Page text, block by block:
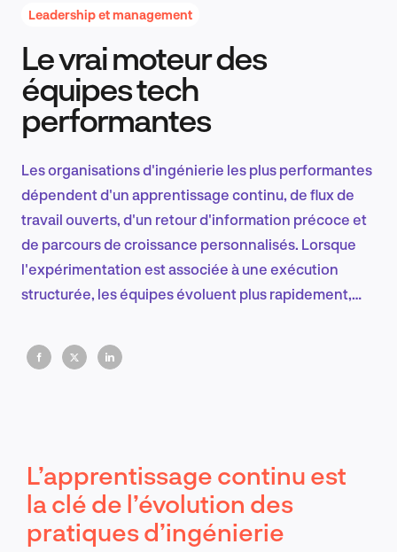
Recherche et conception produit
EN
Leadership et management
Le vrai moteur des
équipes tech
performantes
Les organisations d'ingénierie les plus performantes
dépendent d'un apprentissage continu, de flux de
travail ouverts, d'un retour d'information précoce et
de parcours de croissance personnalisés. Lorsque
l'expérimentation est associée à une exécution
structurée, les équipes évoluent plus rapidement,
les résultats de l'entreprise. La précision et
l'adaptabilité ne sont pas opposées, elles sont
L’apprentissage continu est
la clé de l’évolution des
pratiques d’ingénierie